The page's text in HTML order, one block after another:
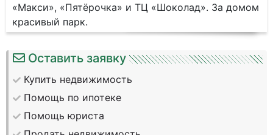
«Макси», «Пятёрочка» и ТЦ «Шоколад». За домом
красивый парк.
Оставить заявку
Купить недвижимость
Помощь по ипотеке
Помощь юриста